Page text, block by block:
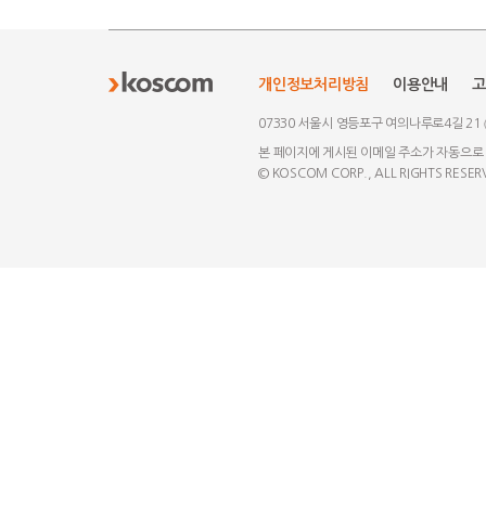
개인정보처리방침 이용안내
07330 서울시 영등포구 여의나루로4길 21
본 페이지에 게시된 이메일 주소가 자동으
© KOSCOM CORP., ALL RIGHTS